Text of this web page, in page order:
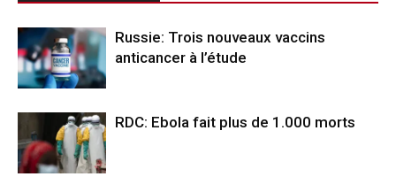
Russie: Trois nouveaux vaccins
anticancer à l’étude
RDC: Ebola fait plus de 1.000 morts